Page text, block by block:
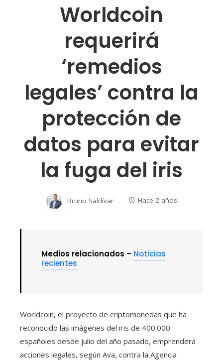
Worldcoin
requerirá
‘remedios
legales’ contra la
protección de
datos para evitar
la fuga del iris
Bruno Saldívar Hace 2 años
Medios relacionados – Noticias
recientes
Worldcoin, el proyecto de criptomonedas que ha
reconocido las imágenes del iris de 400.000
españoles desde julio del año pasado, emprenderá
acciones legales, según Ava, contra la Agencia